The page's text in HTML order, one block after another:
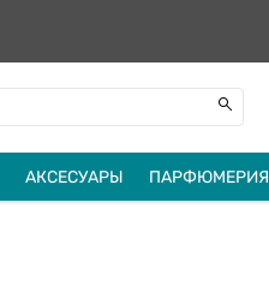
АКСЕСУАРЫ ПАРФЮМЕРИЯ